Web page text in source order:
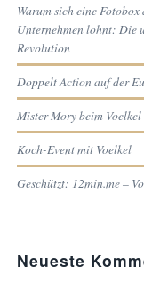
Warum sich eine Fotobox
Unternehmen lohnt: Die
Revolution
Doppelt Action auf der
Mister Mory beim
Koch-Event mit Voelkel
Geschützt: 12min.me –
Neueste